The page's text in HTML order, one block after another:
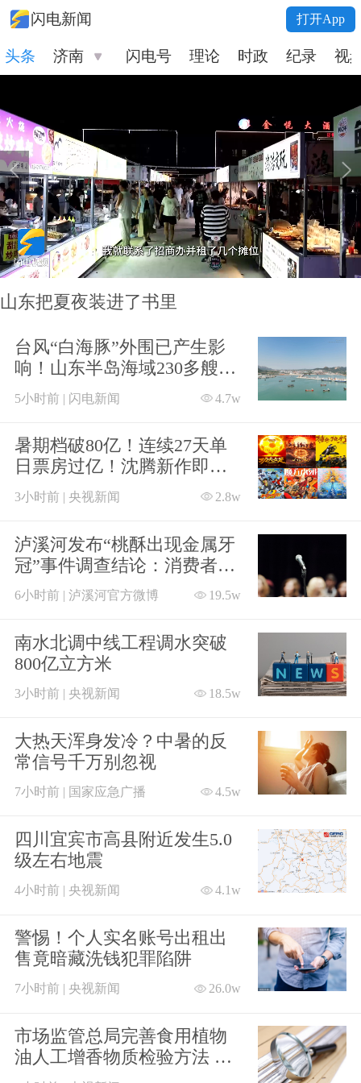
闪电新闻 打开App
头条 济南 闪电号 理论 时政 纪录 视
山东把夏夜装进了书里
台风“白海豚”外围已产生影
响！山东半岛海域230多艘商
船紧急回港避风
5小时前 | 闪电新闻 4.7w
暑期档破80亿！连续27天单
日票房过亿！沈腾新作即将
上映
3小时前 | 央视新闻 2.8w
泸溪河发布“桃酥出现金属牙
冠”事件调查结论：消费者已
澄清所发视频情况不属实
6小时前 | 泸溪河官方微博 19.5w
南水北调中线工程调水突破
800亿立方米
3小时前 | 央视新闻 18.5w
大热天浑身发冷？中暑的反
常信号千万别忽视
7小时前 | 国家应急广播 4.5w
四川宜宾市高县附近发生5.0
级左右地震
4小时前 | 央视新闻 4.1w
警惕！个人实名账号出租出
售竟暗藏洗钱犯罪陷阱
7小时前 | 央视新闻 26.0w
市场监管总局完善食用植物
油人工增香物质检验方法 遏
制非法添加行为